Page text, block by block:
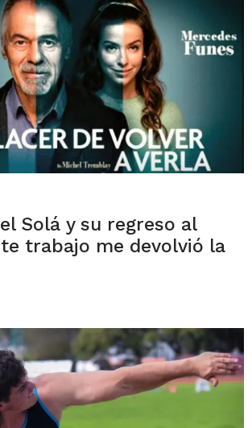
Solá y su regreso al
trabajo me devolvió la